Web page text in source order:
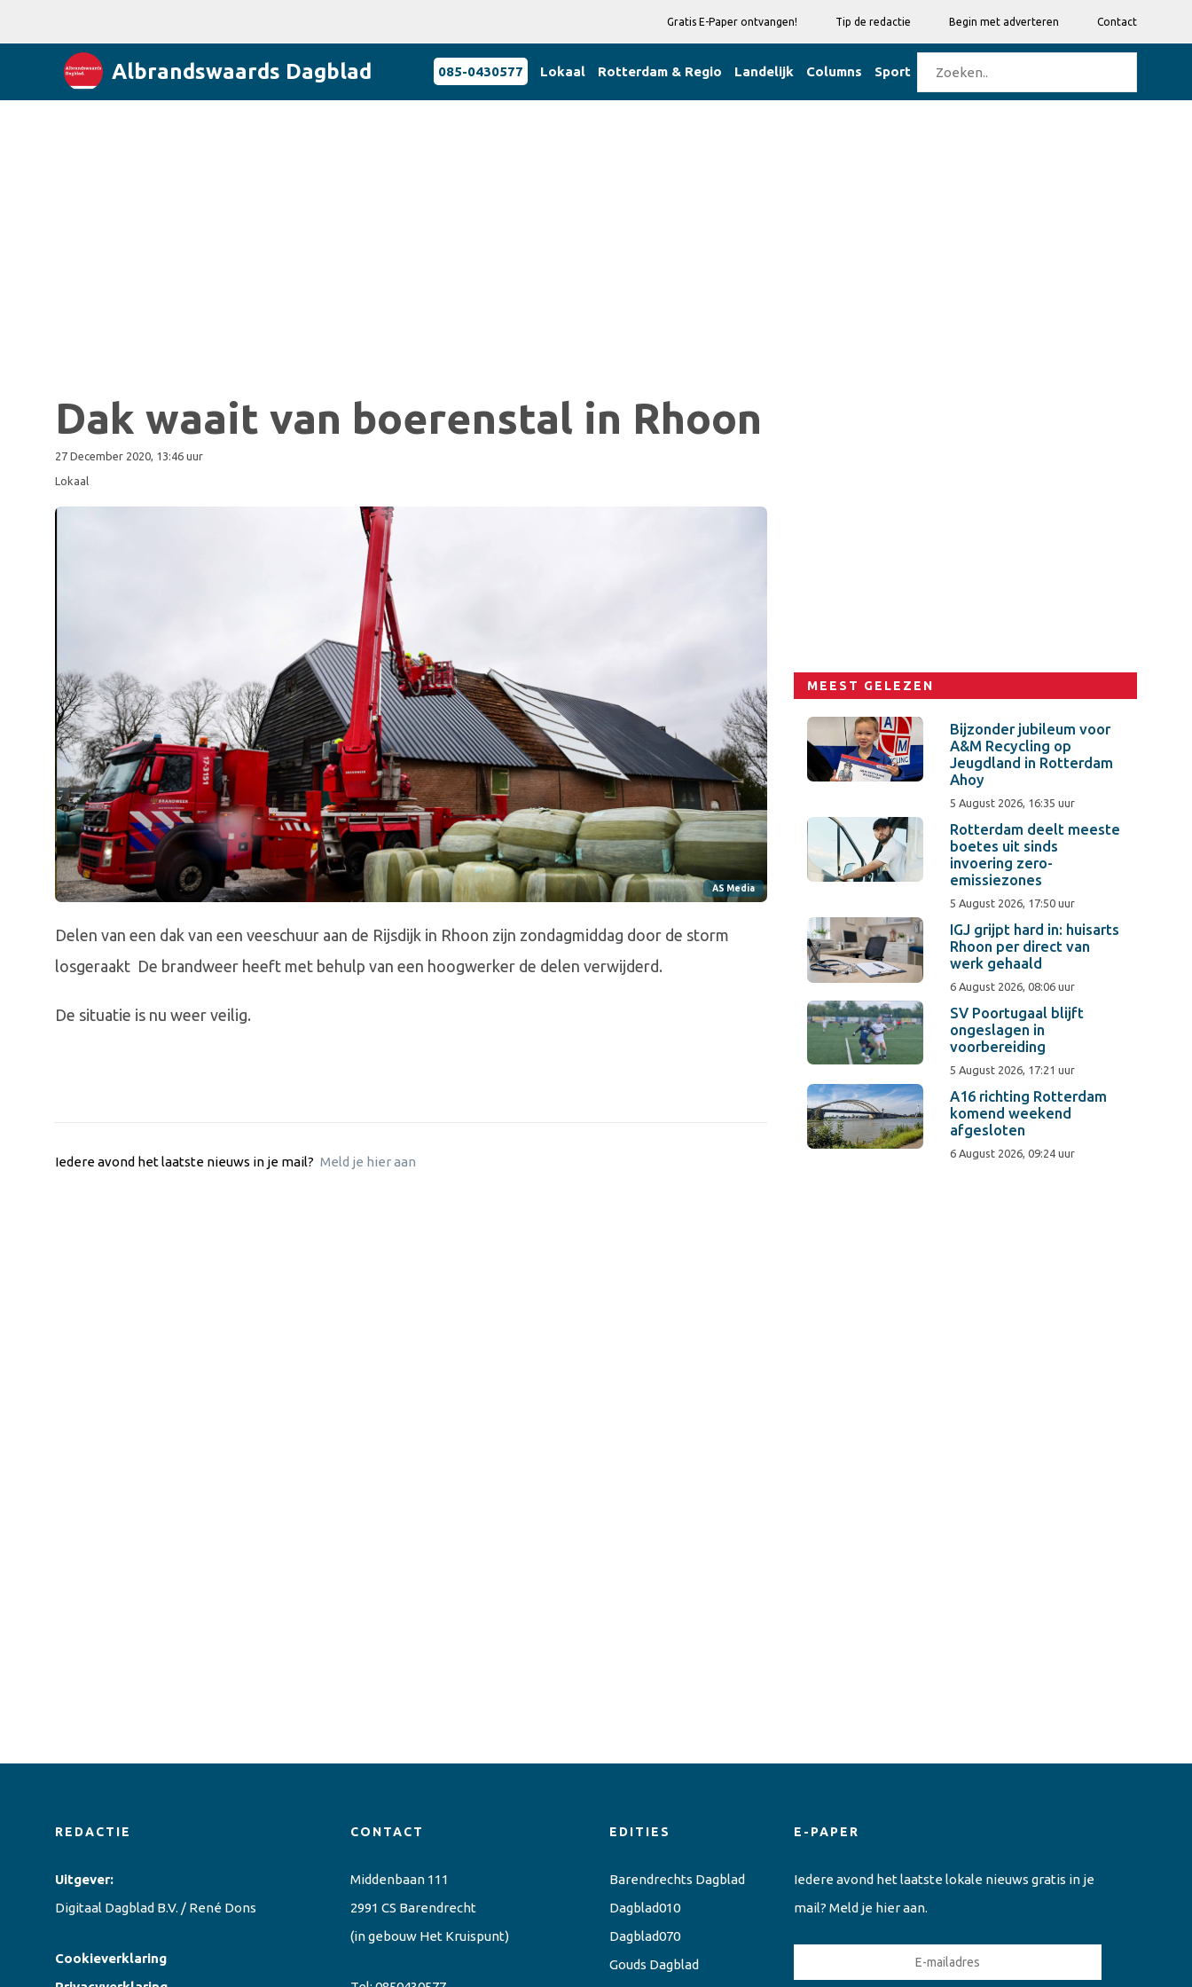
Gratis E-Paper ontvangen! Tip de redactie Begin met adverteren Contact
Albrandswaards Dagblad 085-0430577 Lokaal Rotterdam & Regio Landelijk Columns Sport
Dak waait van boerenstal in Rhoon
27 December 2020, 13:46 uur
Lokaal
AS Media
Delen van een dak van een veeschuur aan de Rijsdijk in Rhoon zijn zondagmiddag door de storm
losgeraakt De brandweer heeft met behulp van een hoogwerker de delen verwijderd.
De situatie is nu weer veilig.
Iedere avond het laatste nieuws in je mail? Meld je hier aan
MEEST GELEZEN
Bijzonder jubileum voor
A&M Recycling op
Jeugdland in Rotterdam
Ahoy
5 August 2026, 16:35 uur
Rotterdam deelt meeste
boetes uit sinds
invoering zero-
emissiezones
5 August 2026, 17:50 uur
IGJ grijpt hard in: huisarts
Rhoon per direct van
werk gehaald
6 August 2026, 08:06 uur
SV Poortugaal blijft
ongeslagen in
voorbereiding
5 August 2026, 17:21 uur
A16 richting Rotterdam
komend weekend
afgesloten
6 August 2026, 09:24 uur
REDACTIE
Uitgever:
Digitaal Dagblad B.V. / René Dons
Cookieverklaring
CONTACT
Middenbaan 111
2991 CS Barendrecht
(in gebouw Het Kruispunt)
EDITIES
Barendrechts Dagblad
Dagblad010
Dagblad070
Gouds Dagblad
E-PAPER
Iedere avond het laatste lokale nieuws gratis in je
mail? Meld je hier aan.